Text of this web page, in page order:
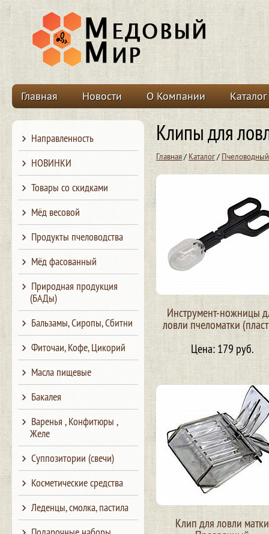
Главная Новости О Компании Каталог
Клипы для
Главная/ Каталог/
Инструмент-ножницы
ловли пчеломатки
Цена: 179 руб.
Клип для ловли матки
Направленность
НОВИНКИ
Товары со скидками
Мёд весовой
Продукты пчеловодства
Мёд фасованный
Природная продукция
(БАДы)
Бальзамы, Сиропы, Сбитни
Фиточаи, Кофе, Цикорий
Масла пищевые
Бакалея
Варенья , Конфитюры ,
Желе
Суппозитории (свечи)
Косметические средства
Леденцы, смолка, пастила